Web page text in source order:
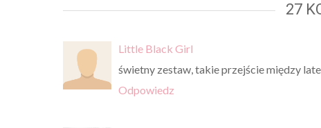
27
Little Black Girl
świetny zestaw, takie przejście między
Odpowiedz